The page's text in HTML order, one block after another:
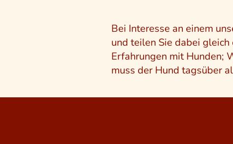
Bei Interesse an einem
und teilen Sie dabei
Erfahrungen mit Hunden;
muss der Hund tagsüber